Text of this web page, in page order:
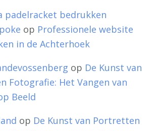
padelracket bedrukken
op Professionele website
in de Achterhoek
op De Kunst van
Fotografie: Het Vangen van
Beeld
op De Kunst van Portretten